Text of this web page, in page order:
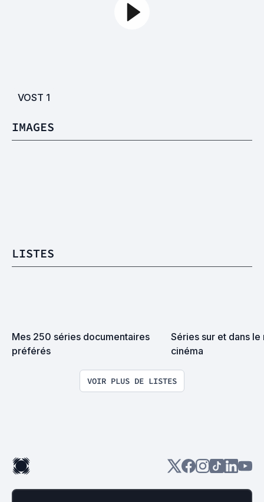
VOST 1
IMAGES
LISTES
Mes 250 séries documentaires
préférés
Séries sur et dans le
cinéma
VOIR PLUS DE LISTES